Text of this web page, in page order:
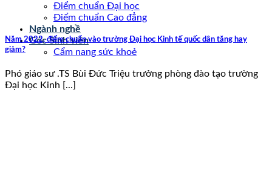
Điểm chuẩn Đại học
Điểm chuẩn Cao đẳng
Ngành nghề
Góc Sinh viên
Cẩm nang sức khoẻ
Năm 2022, điểm chuẩn vào trường Đại học Kinh tế quốc dân tăng hay
giảm?
Phó giáo sư .TS Bùi Đức Triệu trưởng phòng đào tạo trường
Đại học Kinh [...]